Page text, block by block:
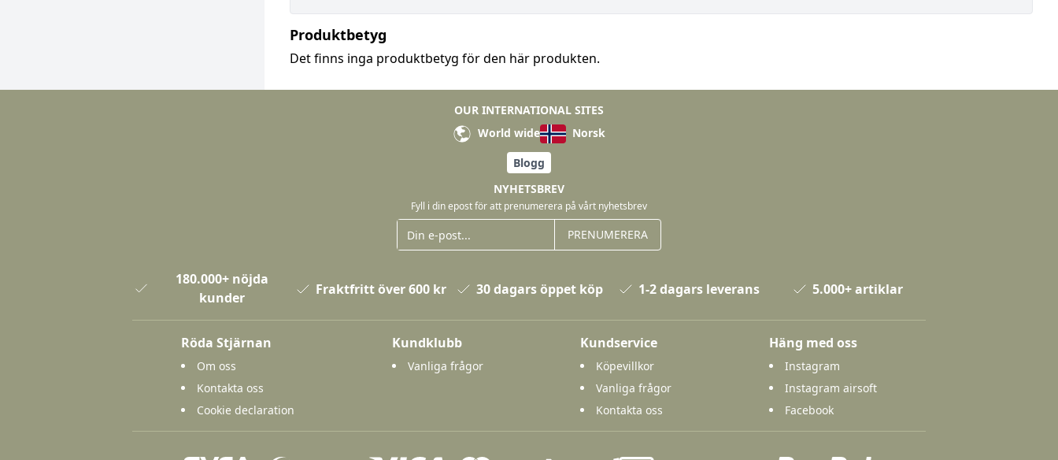
Produktbetyg
Det finns inga produktbetyg för den här produkten.
OUR INTERNATIONAL SITES
World wide
Norsk
Blogg
NYHETSBREV
Fyll i din epost för att prenumerera på vårt nyhetsbrev
PRENUMERERA
180.000+ nöjda
kunder
Fraktfritt över 600 kr 30 dagars öppet köp 1-2 dagars leverans 5.000+ artiklar
Röda Stjärnan
Om oss
Kontakta oss
Cookie declaration
Kundklubb
Vanliga frågor
Kundservice
Köpevillkor
Vanliga frågor
Kontakta oss
Häng med oss
Instagram
Instagram airsoft
Facebook